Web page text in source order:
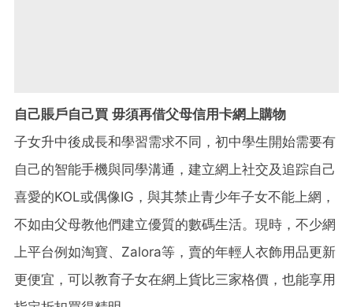
自己賬戶自己買 毋須再借父母信用卡網上購物
子女升中後成長和學習需求不同，初中學生開始需要有
自己的智能手機與同學溝通，建立網上社交及追踪自己
喜愛的KOL或偶像IG，與其禁止青少年子女不能上網，
不如由父母教他們建立優質的數碼生活。現時，不少網
上平台例如淘寶、Zalora等，賣的年輕人衣飾用品更新
更便宜，可以教育子女在網上貨比三家格價，也能享用